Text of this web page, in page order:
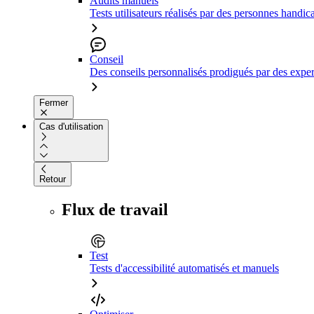
Tests utilisateurs réalisés par des personnes
Conseil
Des conseils personnalisés prodigués par des
Fermer
Cas d'utilisation
Retour
Flux de travail
Test
Tests d'accessibilité automatisés et manuels